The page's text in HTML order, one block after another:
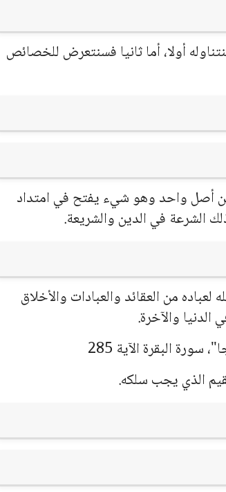
أولا، أما ثانيا فسنتعرض للخصائص
أصل واحد وهو شيء يفتح في امتداد
الشرعة في الدين والشريعة.
من العقائد والعبادات والأخلاق
والآخرة.
البقرة الآية 285
الذي يجب سلكه.